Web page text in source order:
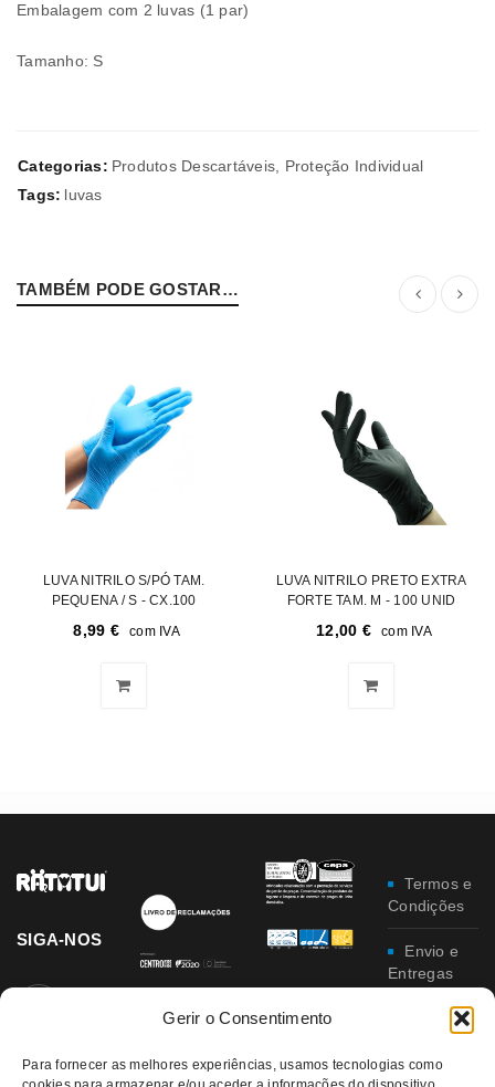
Gerir o Consentimento
Para fornecer as melhores experiências, usamos tecnologias como
Embalagem com 2 luvas (1 par)
Tamanho: S
Categorias: Produtos Descartáveis, Proteção Individual
Tags: luvas
TAMBÉM PODE GOSTAR…
LUVA NITRILO S/PÓ TAM.
PEQUENA / S - CX.100
8,99 € com IVA
LUVA NITRILO PRETO EXTRA
FORTE TAM. M - 100 UNID
12,00 € com IVA
SIGA-NOS
Termos e
Condições
Envio e
Entregas
Trocas e